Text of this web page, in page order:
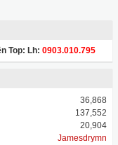
Top: Lh: 0903.010.795
36,868
137,552
20,904
Jamesdrymn